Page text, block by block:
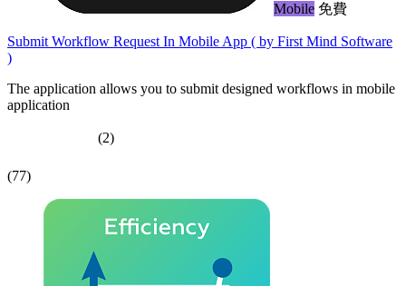
Mobile 免費
Submit Workflow Request In Mobile App ( by First Mind Software
)
The application allows you to submit designed workflows in mobile
application
(2)
(77)